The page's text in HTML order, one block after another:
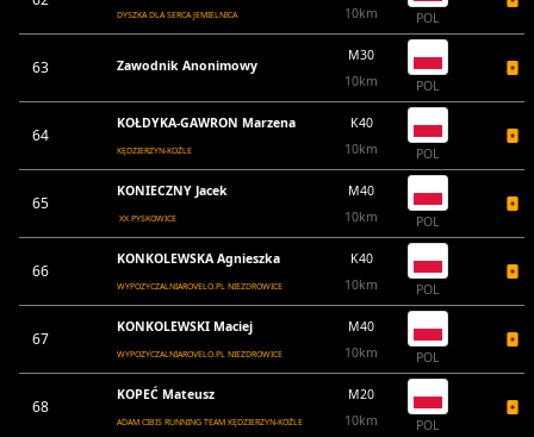
DYSZKA DLA SERCA JEMIELNICA
10km
POL
63 Zawodnik Anonimowy
M30
10km
POL
64
KOŁDYKA-GAWRON Marzena
KĘDZIERZYN-KOŹLE
K40
10km
POL
65
KONIECZNY Jacek
XX PYSKOWICE
M40
10km
POL
66
KONKOLEWSKA Agnieszka
WYPOZYCZALNIAROVELO.PL NIEZDROWICE
K40
10km
POL
67
KONKOLEWSKI Maciej
WYPOZYCZALNIAROVELO.PL NIEZDROWICE
M40
10km
POL
68
KOPEĆ Mateusz
ADAM CIBIS RUNNING TEAM KĘDZIERZYN-KOŹLE
M20
10km
POL